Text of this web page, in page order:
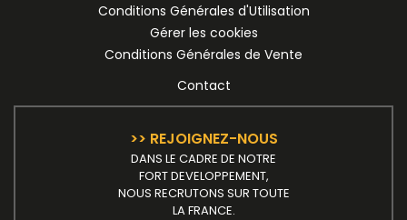
Conditions Générales d'Utilisation
Gérer les cookies
Conditions Générales de Vente
Contact
>> REJOIGNEZ-NOUS
DANS LE CADRE DE NOTRE
FORT DEVELOPPEMENT,
NOUS RECRUTONS SUR TOUTE
LA FRANCE.